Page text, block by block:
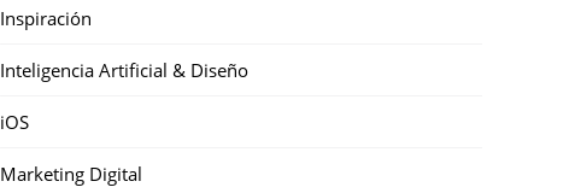
Inspiración
Inteligencia Artificial & Diseño
iOS
Marketing Digital